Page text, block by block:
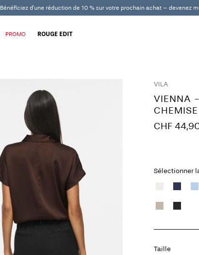
Bénéficiez d'une réduction de 10 % sur votre prochain achat – devenez
PROMO ROUGE EDIT
VILA
VIENNA
CHEMISE
CHF
Sélectionner
Taille